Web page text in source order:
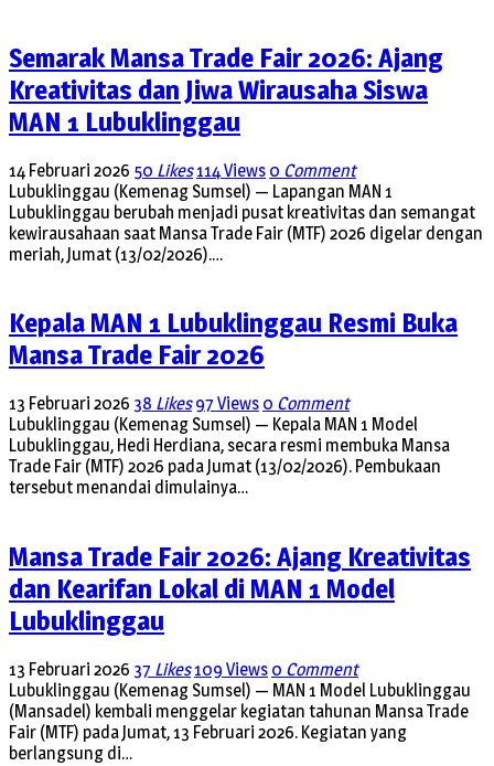
Semarak Mansa Trade Fair 2026: Ajang
Kreativitas dan Jiwa Wirausaha Siswa
MAN 1 Lubuklinggau
14 Februari 2026 50 Likes114 Views 0 Comment
Lubuklinggau (Kemenag Sumsel) — Lapangan MAN 1
Lubuklinggau berubah menjadi pusat kreativitas dan semangat
kewirausahaan saat Mansa Trade Fair (MTF) 2026 digelar dengan
meriah, Jumat (13/02/2026).…
Kepala MAN 1 Lubuklinggau Resmi Buka
Mansa Trade Fair 2026
13 Februari 2026 38 Likes 97 Views 0 Comment
Lubuklinggau (Kemenag Sumsel) — Kepala MAN 1 Model
Lubuklinggau, Hedi Herdiana, secara resmi membuka Mansa
Trade Fair (MTF) 2026 pada Jumat (13/02/2026). Pembukaan
tersebut menandai dimulainya…
Mansa Trade Fair 2026: Ajang Kreativitas
dan Kearifan Lokal di MAN 1 Model
Lubuklinggau
13 Februari 2026 37 Likes109 Views 0 Comment
Lubuklinggau (Kemenag Sumsel) — MAN 1 Model Lubuklinggau
(Mansadel) kembali menggelar kegiatan tahunan Mansa Trade
Fair (MTF) pada Jumat, 13 Februari 2026. Kegiatan yang
berlangsung di…